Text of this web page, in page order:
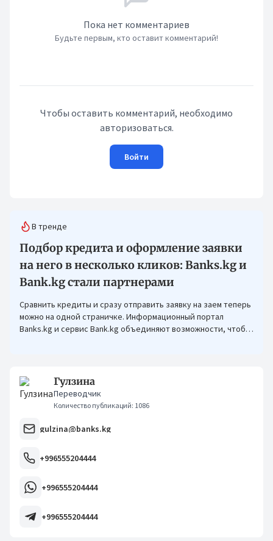
Пока нет комментариев
Будьте первым, кто оставит комментарий!
Чтобы оставить комментарий, необходимо
авторизоваться.
Войти
В тренде
Подбор кредита и оформление заявки
на него в несколько кликов: Banks.kg и
Bank.kg стали партнерами
Сравнить кредиты и сразу отправить заявку на заем теперь
можно на одной страничке. Информационный портал
Banks.kg и сервис Bank.kg объединяют возможности, чтобы
Гулзина
Переводчик
Количество публикаций: 1086
gulzina@banks.kg
+996555204444
+996555204444
+996555204444